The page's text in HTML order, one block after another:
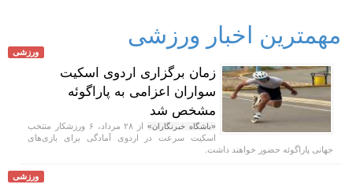
مهمترین اخبار ورزشی
ورزشی
زمان برگزاری اردوی اسکیت
سواران اعزامی به پاراگوئه
مشخص شد
«باشگاه خبرنگاران»
از ۲۸ مرداد، ۶ ورزشکار منتخب
اسکیت سرعت در اردوی آمادگی برای بازی‌های
جهانی پاراگوئه حضور خواهند داشت.
ورزشی